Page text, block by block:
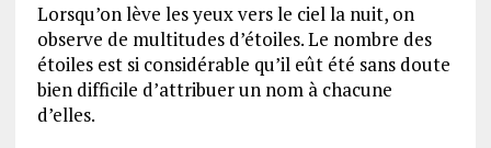
Lorsqu’on lève les yeux vers le ciel la nuit, on
observe de multitudes d’étoiles. Le nombre des
étoiles est si considérable qu’il eût été sans doute
bien difficile d’attribuer un nom à chacune
d’elles.